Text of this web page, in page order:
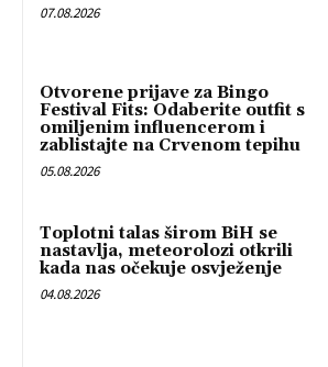
07.08.2026
Otvorene prijave za Bingo
Festival Fits: Odaberite outfit s
omiljenim influencerom i
zablistajte na Crvenom tepihu
05.08.2026
Toplotni talas širom BiH se
nastavlja, meteorolozi otkrili
kada nas očekuje osvježenje
04.08.2026